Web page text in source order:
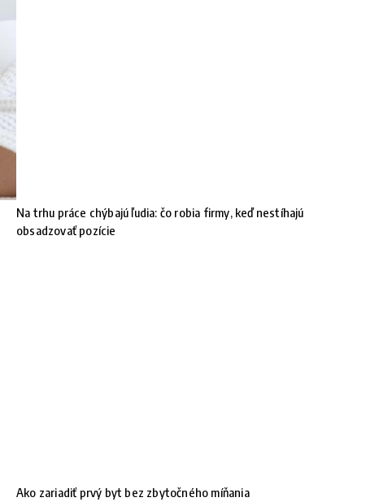
Na trhu práce chýbajú ľudia: čo robia firmy, keď nestíhajú
obsadzovať pozície
Ako zariadiť prvý byt bez zbytočného míňania